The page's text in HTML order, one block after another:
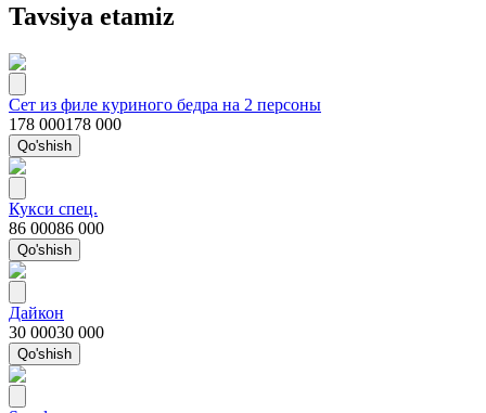
Tavsiya etamiz
Сет из филе куриного бедра на 2 персоны
178 000178 000
Qo'shish
Кукси спец.
86 00086 000
Qo'shish
Дайкон
30 00030 000
Qo'shish